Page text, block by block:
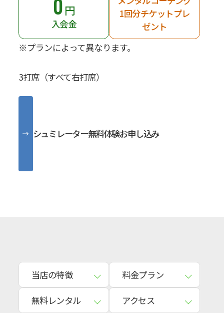
円
入会金
1回分チケットプレ
ゼント
※プランによって異なります。
3打席（すべて右打席）
シュミレーター無料体験お申し込み
当店の特徴 料金プラン
無料レンタル アクセス